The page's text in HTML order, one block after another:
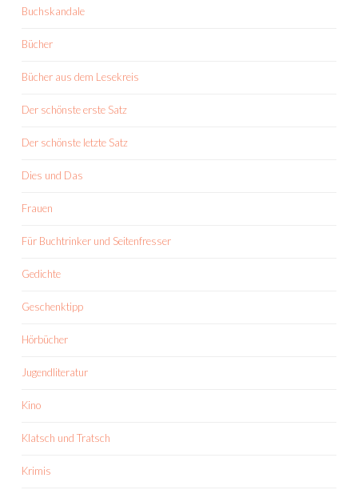
Buchskandale
Bücher
Bücher aus dem Lesekreis
Der schönste erste Satz
Der schönste letzte Satz
Dies und Das
Frauen
Für Buchtrinker und Seitenfresser
Gedichte
Geschenktipp
Hörbücher
Jugendliteratur
Kino
Klatsch und Tratsch
Krimis